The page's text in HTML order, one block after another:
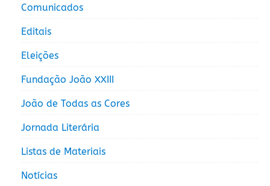
Comunicados
Editais
Eleições
Fundação João XXIII
João de Todas as Cores
Jornada Literária
Listas de Materiais
Notícias